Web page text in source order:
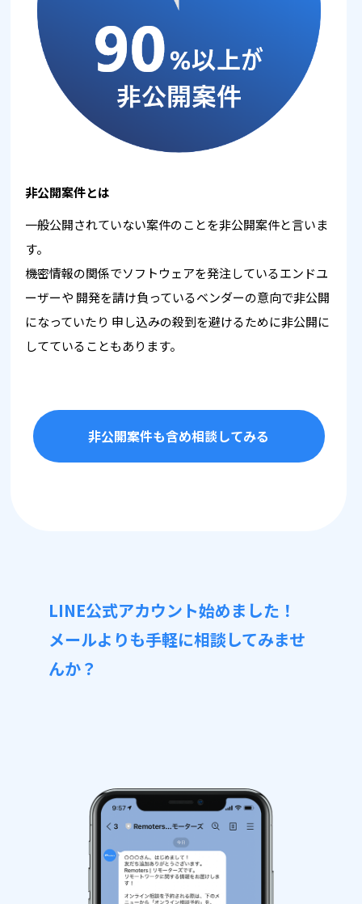
非公開案件とは
一般公開されていない案件のことを非公開案件と言いま
す。
機密情報の関係でソフトウェアを発注しているエンドユ
ーザーや 開発を請け負っているベンダーの意向で非公開
になっていたり 申し込みの殺到を避けるために非公開に
してていることもあります。
非公開案件も含め相談してみる
LINE公式アカウント始めました！
メールよりも手軽に相談してみませ
んか？